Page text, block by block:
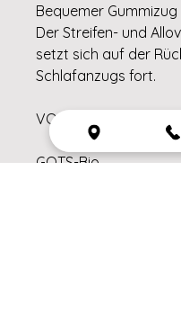
Bequemer
Der Streifen- und
setzt sich auf der
Schlafanzugs fort.
VOM FEUER
GOTS-Bio